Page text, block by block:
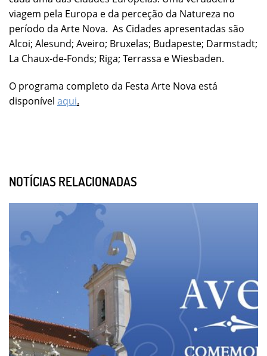
viagem pela Europa e da perceção da Natureza no
período da Arte Nova. As Cidades apresentadas são
Alcoi; Alesund; Aveiro; Bruxelas; Budapeste; Darmstadt;
La Chaux-de-Fonds; Riga; Terrassa e Wiesbaden.
O programa completo da Festa Arte Nova está
disponível aqui.
NOTÍCIAS RELACIONADAS